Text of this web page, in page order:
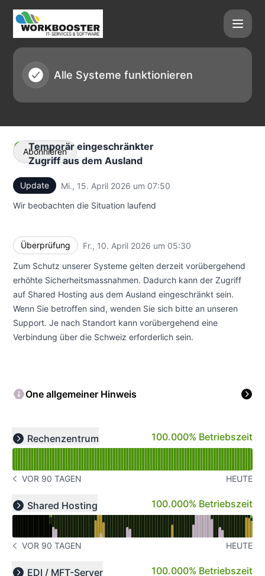
Workbooster Cloud GmbH - Statusseite
Alle Systeme funktionieren
Temporär eingeschränkter
Zugriff aus dem Ausland
Update Mi., 15. April 2026 um 07:50
Wir beobachten die Situation laufend
Überprüfung Fr., 10. April 2026 um 05:30
Zum Schutz unserer Systeme gelten derzeit vorübergehend
erhöhte Sicherheitsmassnahmen. Dadurch kann der Zugriff
auf Shared Hosting aus dem Ausland eingeschränkt sein.
Wenn Sie betroffen sind, wenden Sie sich bitte an unseren
Support. Je nach Standort kann vorübergehend eine
Verbindung über die Schweiz erforderlich sein.
Abonnieren
E-Mail
One allgemeiner Hinweis
Expand group
Rechenzentrum 100% - Betriebszeit
100.000% Betriebszeit
Verfügbarkeitsdiagramm lesen für undefined
GESCHICHTE BEACHTEN VOR 90 TAGEN
VOR 90 TAGEN HEUTE
Expand group
Shared Hosting 100% - Betriebszeit
100.000% Betriebszeit
Verfügbarkeitsdiagramm lesen für undefined
GESCHICHTE BEACHTEN VOR 90 TAGEN
VOR 90 TAGEN HEUTE
EDI / MFT-Server 100% - Betriebszeit
100.000% Betriebszeit
Verfügbarkeitsdiagramm lesen für undefined